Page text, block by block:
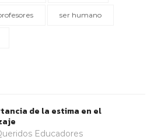
ser humano
de la estima en el
Educadores